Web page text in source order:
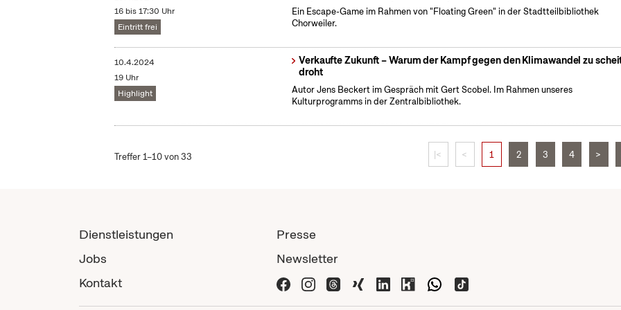
16 bis 17:30 Uhr
Eintritt frei
Ein Escape-Game im Rahmen von "Floating Green" in der Stadtteilbibliothek
Chorweiler.
10.4.2024
19 Uhr
Highlight
Verkaufte Zukunft – Warum der Kampf gegen den Klimawandel zu
droht
Autor Jens Beckert im Gespräch mit Gert Scobel. Im Rahmen unseres
Kulturprogramms in der Zentralbibliothek.
Treffer 1–10 von 33 |< < 1 2 3 4 >
Dienstleistungen
Jobs
Kontakt
Presse
Newsletter